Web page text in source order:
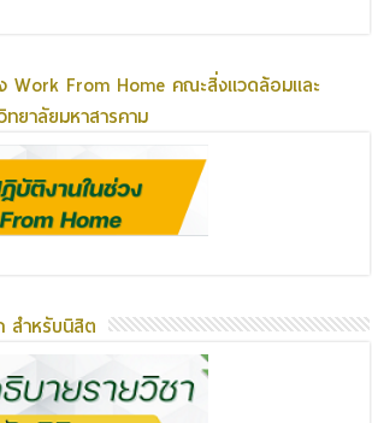
ง Work From Home คณะสิ่งแวดล้อมและ
ยาลัยมหาสารคาม
สำหรับนิสิต